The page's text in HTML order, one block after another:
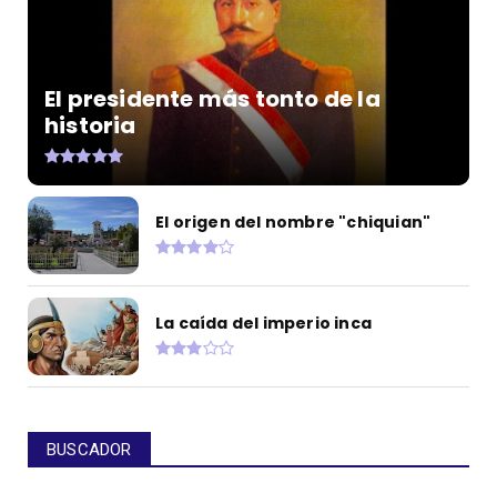
El presidente más tonto de la
historia
El origen del nombre "chiquian"
La caída del imperio inca
BUSCADOR